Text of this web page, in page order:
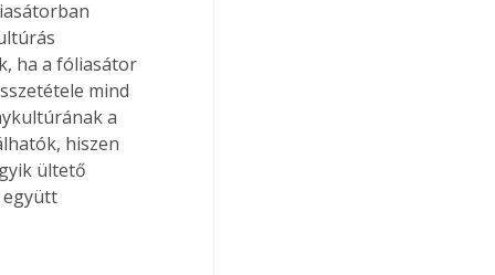
ha a fóliasátor
mind
a
hiszen
ültető
együtt